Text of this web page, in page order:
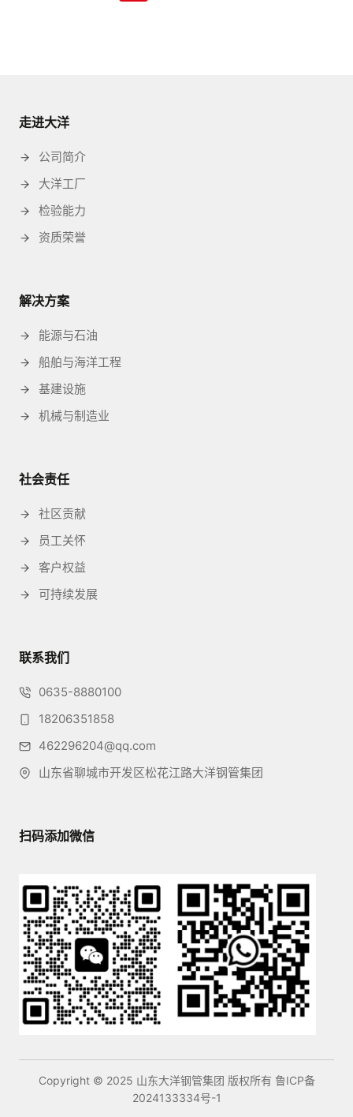
走进大洋
公司简介
大洋工厂
检验能力
资质荣誉
解决方案
能源与石油
船舶与海洋工程
基建设施
机械与制造业
社会责任
社区贡献
员工关怀
客户权益
可持续发展
联系我们
0635-8880100
18206351858
462296204@qq.com
山东省聊城市开发区松花江路大洋钢管集团
扫码添加微信
Copyright © 2025 山东大洋钢管集团 版权所有 鲁ICP备
2024133334号-1